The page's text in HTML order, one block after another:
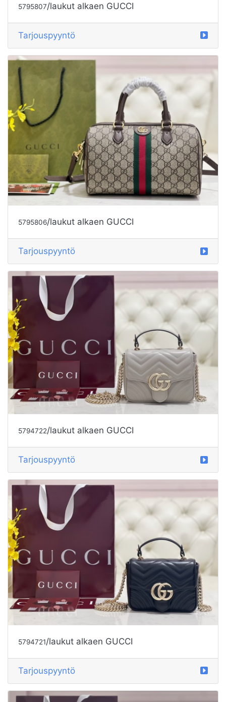
5795807/laukut alkaen GUCCI
Tarjouspyyntö
5795806/laukut alkaen GUCCI
Tarjouspyyntö
5794722/laukut alkaen GUCCI
Tarjouspyyntö
5794721/laukut alkaen GUCCI
Tarjouspyyntö